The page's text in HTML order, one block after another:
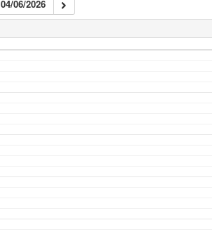
04/06/2026